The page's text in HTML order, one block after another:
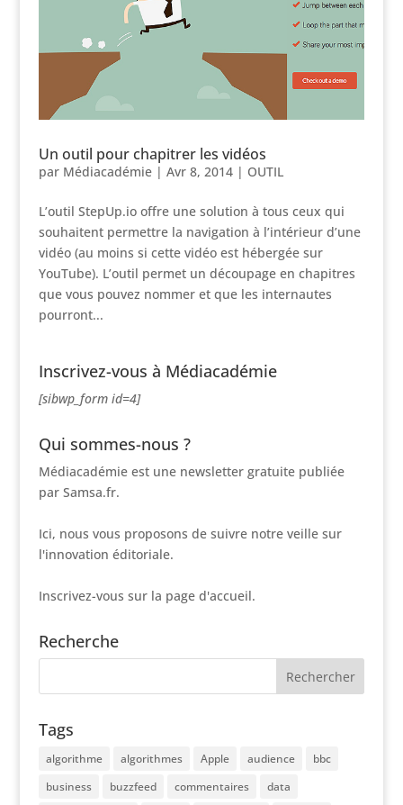
Un outil pour chapitrer les vidéos
par Médiacadémie| Avr 8, 2014| OUTIL
L’outil StepUp.io offre une solution à tous ceux qui
souhaitent permettre la navigation à l’intérieur d’une
vidéo (au moins si cette vidéo est hébergée sur
YouTube). L’outil permet un découpage en chapitres
que vous pouvez nommer et que les internautes
pourront...
Inscrivez-vous à Médiacadémie
[sibwp_form id=4]
Qui sommes-nous ?
Médiacadémie est une newsletter gratuite publiée
par Samsa.fr.
Ici, nous vous proposons de suivre notre veille sur
l'innovation éditoriale.
Inscrivez-vous sur la page d'accueil.
Recherche
Tags
algorithme algorithmes Apple audience
bbc
business
buzzfeed commentaires
data